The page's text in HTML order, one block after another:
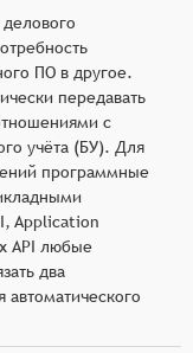
ПО в другое.
передавать
с
учёта (БУ). Для
программные
Application
API любые
два